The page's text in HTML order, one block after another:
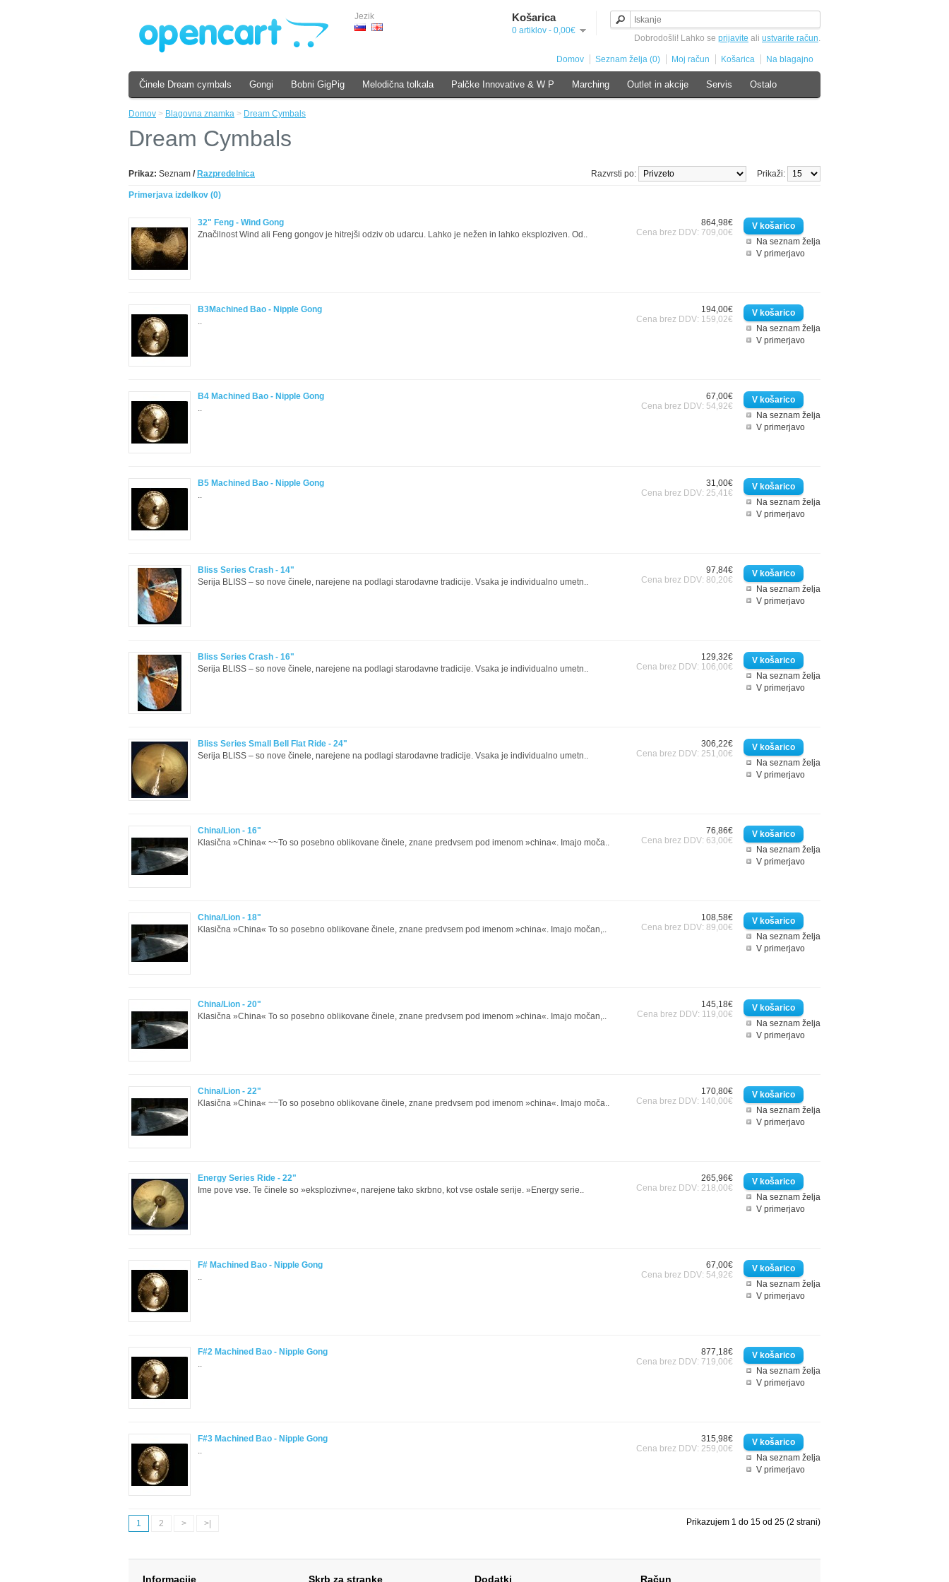
Jezik Košarica
0 artiklov - 0,00€
Dobrodošli! Lahko se prijavite ali ustvarite račun.
Domov Seznam želja (0) Moj račun Košarica Na blagajno
Činele Dream cymbals Gongi Bobni GigPig Melodična tolkala Palčke Innovative & W P Marching Outlet in akcije Servis Ostalo
Domov > Blagovna znamka > Dream Cymbals
Dream Cymbals
Prikaz: Seznam / Razpredelnica Prikaži:
Razvrsti po:
Primerjava izdelkov (0)
Na seznam želja
V primerjavo
864,98€
Cena brez DDV: 709,00€
32" Feng - Wind Gong
Značilnost Wind ali Feng gongov je hitrejši odziv ob udarcu. Lahko je nežen in lahko eksploziven. Od..
Na seznam želja
V primerjavo
194,00€
Cena brez DDV: 159,02€
B3Machined Bao - Nipple Gong
..
Na seznam želja
V primerjavo
67,00€
Cena brez DDV: 54,92€
B4 Machined Bao - Nipple Gong
..
Na seznam želja
V primerjavo
31,00€
Cena brez DDV: 25,41€
B5 Machined Bao - Nipple Gong
..
Na seznam želja
V primerjavo
97,84€
Cena brez DDV: 80,20€
Bliss Series Crash - 14"
Serija BLISS – so nove činele, narejene na podlagi starodavne tradicije. Vsaka je individualno umetn..
Na seznam želja
V primerjavo
129,32€
Cena brez DDV: 106,00€
Bliss Series Crash - 16"
Serija BLISS – so nove činele, narejene na podlagi starodavne tradicije. Vsaka je individualno umetn..
Na seznam želja
V primerjavo
306,22€
Cena brez DDV: 251,00€
Bliss Series Small Bell Flat Ride - 24"
Serija BLISS – so nove činele, narejene na podlagi starodavne tradicije. Vsaka je individualno umetn..
Na seznam želja
V primerjavo
76,86€
Cena brez DDV: 63,00€
China/Lion - 16"
Klasična »China« ~~To so posebno oblikovane činele, znane predvsem pod imenom »china«. Imajo moča..
Na seznam želja
V primerjavo
108,58€
Cena brez DDV: 89,00€
China/Lion - 18"
Klasična »China« To so posebno oblikovane činele, znane predvsem pod imenom »china«. Imajo močan,..
Na seznam želja
V primerjavo
145,18€
Cena brez DDV: 119,00€
China/Lion - 20"
Klasična »China« To so posebno oblikovane činele, znane predvsem pod imenom »china«. Imajo močan,..
Na seznam želja
V primerjavo
170,80€
Cena brez DDV: 140,00€
China/Lion - 22"
Klasična »China« ~~To so posebno oblikovane činele, znane predvsem pod imenom »china«. Imajo moča..
Na seznam želja
V primerjavo
265,96€
Cena brez DDV: 218,00€
Energy Series Ride - 22"
Ime pove vse. Te činele so »eksplozivne«, narejene tako skrbno, kot vse ostale serije. »Energy serie..
Na seznam želja
V primerjavo
67,00€
Cena brez DDV: 54,92€
F# Machined Bao - Nipple Gong
..
Na seznam želja
V primerjavo
877,18€
Cena brez DDV: 719,00€
F#2 Machined Bao - Nipple Gong
..
Na seznam želja
V primerjavo
315,98€
Cena brez DDV: 259,00€
F#3 Machined Bao - Nipple Gong
..
1 2 > >| Prikazujem 1 do 15 od 25 (2 strani)
Informacije Skrb za stranke Dodatki Račun